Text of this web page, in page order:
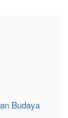
Budaya